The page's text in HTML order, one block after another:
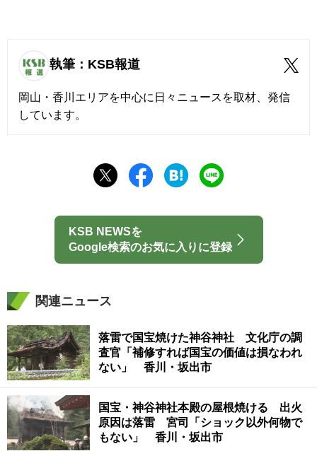
執筆：KSB報道
岡山・香川エリアを中心に日々ニュースを取材、発信
しています。
KSB NEWSを
Google検索のお気に入りに登録
関連ニュース
落雷で国宝焼けた神谷神社 文化庁の調
査官「補修すれば国宝の価値は損なわれ
ない」 香川・坂出市
国宝・神谷神社本殿の屋根焼ける 出火
原因は落雷 宮司「ショック以外何物で
もない」 香川・坂出市